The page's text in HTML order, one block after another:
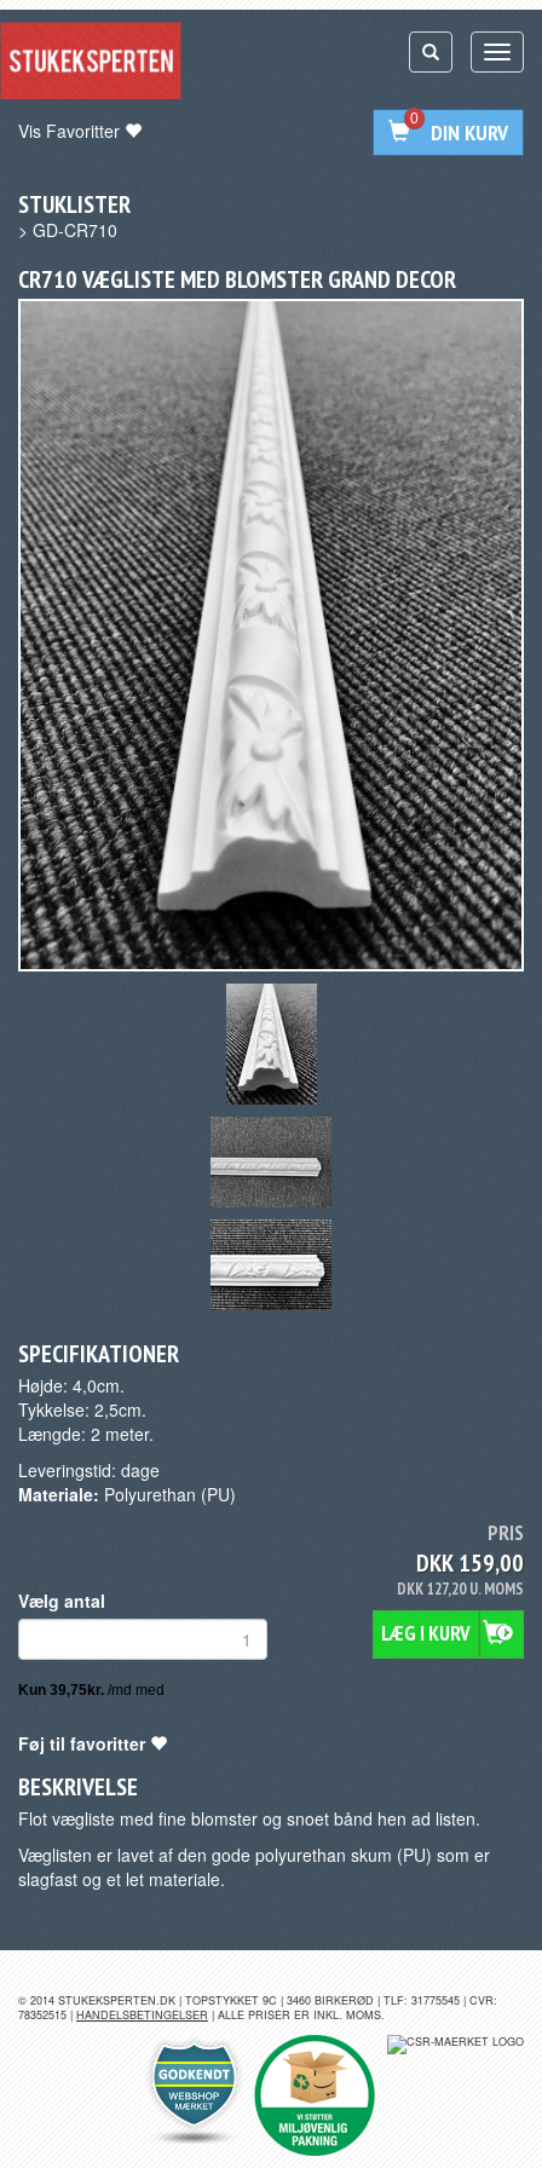
Vis Favoritter
0
DIN KURV
STUKLISTER
> GD-CR710
CR710 VÆGLISTE MED BLOMSTER GRAND DECOR
SPECIFIKATIONER
Højde: 4,0cm.
Tykkelse: 2,5cm.
Længde: 2 meter.
Leveringstid: dage
Materiale: Polyurethan (PU)
Vælg antal
PRIS
DKK 159,00
DKK 127,20 U. MOMS
LÆG I KURV
Føj til favoritter
BESKRIVELSE
Flot vægliste med fine blomster og snoet bånd hen ad listen.
Væglisten er lavet af den gode polyurethan skum (PU) som er
slagfast og et let materiale.
© 2014 STUKEKSPERTEN.DK | TOPSTYKKET 9C | 3460 BIRKERØD | TLF: 31775545 | CVR:
78352515 | HANDELSBETINGELSER | ALLE PRISER ER INKL. MOMS.